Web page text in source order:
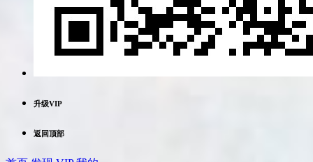
升级VIP
返回顶部